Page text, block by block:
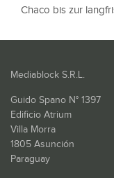
Chaco bis zur
Mediablock S.R.L.
Guido Spano N° 1397
Edificio Atrium
Villa Morra
1805 Asunción
Paraguay